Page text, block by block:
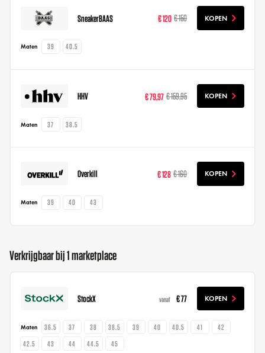
SneakerBAAS € 120 € 150 KOPEN
Maten 39 40.5
HHV € 79,97 € 159,95 KOPEN
Maten 37 38.5
Overkill € 128 € 160 KOPEN
Maten 39 40 43
Verkrijgbaar bij 1 marketplace
StockX vanaf € 77 KOPEN
Maten 36.5 37 38 38.5 39 40 40.5 41
42
42.5
43 44 44.5 45